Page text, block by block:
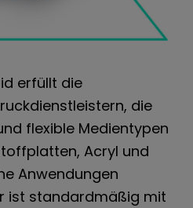
erfüllt die
die
flexible Medientypen
Acryl und
Anwendungen
ist standardmäßig mit